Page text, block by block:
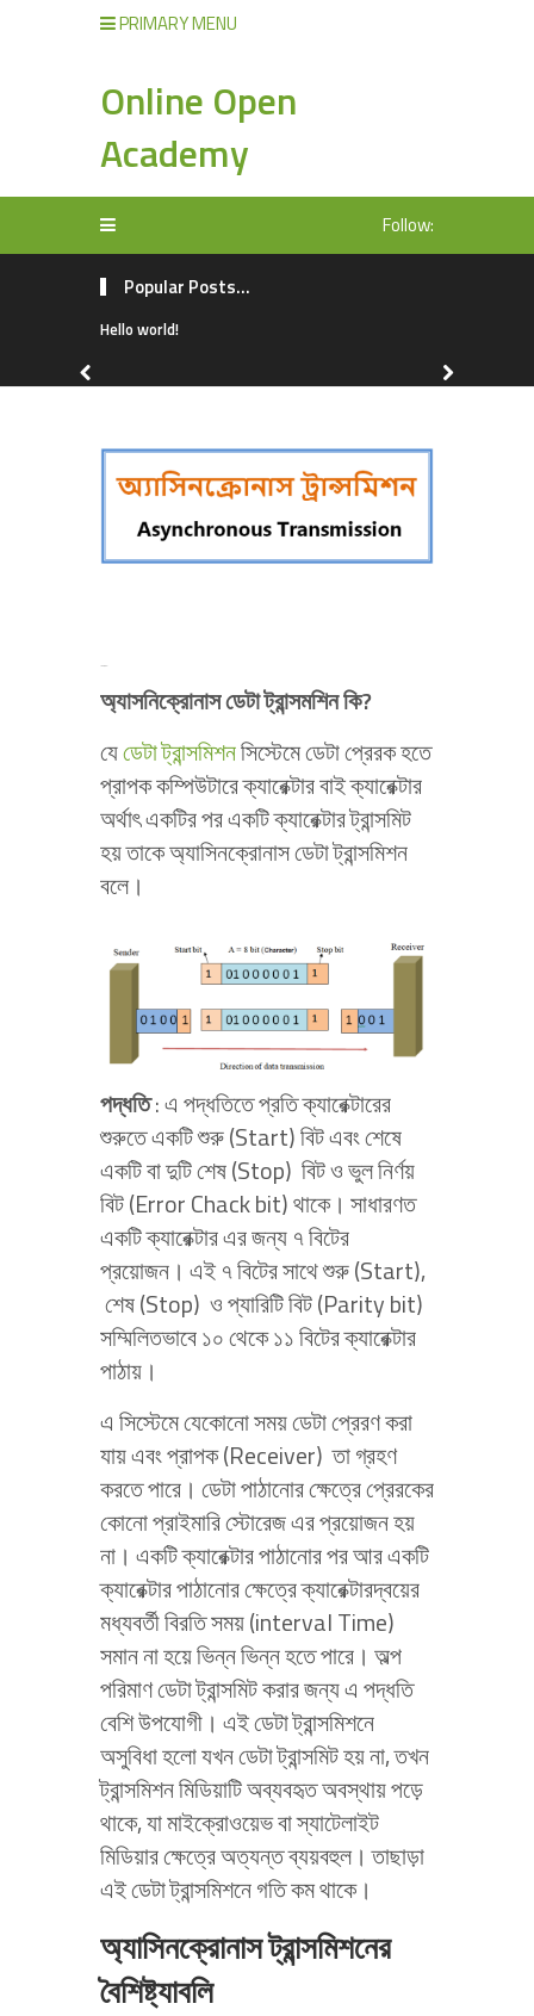
PRIMARY MENU
Online Open
Academy
Follow:
Popular Posts...
Hello world!
অ্যাসনিক্রোনাস ডেটা ট্রান্সমশিন কি?
যেডেটা ট্রান্সমিশনসিস্টেমে ডেটা প্রেরক হতে
প্রাপক কম্পিউটারে ক্যারেক্টার বাই ক্যারেক্টার
অর্থাৎ একটির পর একটি ক্যারেক্টার ট্রান্সমিট
হয় তাকে অ্যাসিনক্রোনাস ডেটা ট্রান্সমিশন
বলে।
পদ্ধতি: এ পদ্ধতিতে প্রতি ক্যারেক্টারের
শুরুতে একটি শুরু (Start) বিট এবং শেষে
একটি বা দুটি শেষ (Stop) বিট ও ভুল নির্ণয়
বিট (Error Chack bit) থাকে। সাধারণত
একটি ক্যারেক্টার এর জন্য ৭ বিটের
প্রয়োজন। এই ৭ বিটের সাথে শুরু (Start),
শেষ (Stop) ও প্যারিটি বিট (Parity bit)
সম্মিলিতভাবে ১০ থেকে ১১ বিটের ক্যারেক্টার
পাঠায়।
এ সিস্টেমে যেকোনো সময় ডেটা প্রেরণ করা
যায় এবং প্রাপক (Receiver) তা গ্রহণ
করতে পারে। ডেটা পাঠানোর ক্ষেত্রে প্রেরকের
কোনো প্রাইমারি স্টোরেজ এর প্রয়োজন হয়
না। একটি ক্যারেক্টার পাঠানোর পর আর একটি
ক্যারেক্টার পাঠানোর ক্ষেত্রে ক্যারেক্টারদ্বয়ের
মধ্যবর্তী বিরতি সময় (interval Time)
সমান না হয়ে ভিন্ন ভিন্ন হতে পারে। অল্প
পরিমাণ ডেটা ট্রান্সমিট করার জন্য এ পদ্ধতি
বেশি উপযোগী। এই ডেটা ট্রান্সমিশনে
অসুবিধা হলো যখন ডেটা ট্রান্সমিট হয় না, তখন
ট্রান্সমিশন মিডিয়াটি অব্যবহৃত অবস্থায় পড়ে
থাকে, যা মাইক্রোওয়েভ বা স্যাটেলাইট
মিডিয়ার ক্ষেত্রে অত্যন্ত ব্যয়বহুল। তাছাড়া
এই ডেটা ট্রান্সমিশনে গতি কম থাকে।
অ্যাসিনক্রোনাস ট্রান্সমিশনের
বৈশিষ্ট্যাবলি